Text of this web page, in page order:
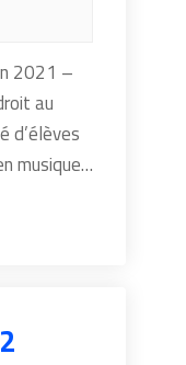
2021 –
au
d’élèves
musique…